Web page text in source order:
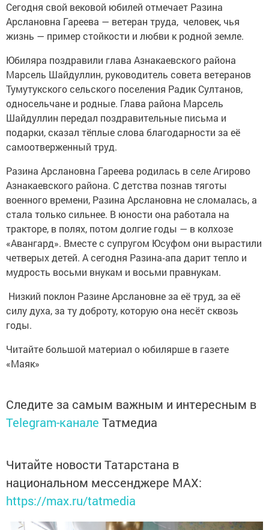
Сегодня свой вековой юбилей отмечает Разина
Арслановна Гареева — ветеран труда, человек, чья
жизнь — пример стойкости и любви к родной земле.
Юбиляра поздравили глава Азнакаевского района
Марсель Шайдуллин, руководитель совета ветеранов
Тумутукского сельского поселения Радик Султанов,
односельчане и родные. Глава района Марсель
Шайдуллин передал поздравительные письма и
подарки, сказал тёплые слова благодарности за её
самоотверженный труд.
Разина Арслановна Гареева родилась в селе Агирово
Азнакаевского района. С детства познав тяготы
военного времени, Разина Арслановна не сломалась, а
стала только сильнее. В юности она работала на
тракторе, в полях, потом долгие годы — в колхозе
«Авангард». Вместе с супругом Юсуфом они вырастили
четверых детей. А сегодня Разина‑апа дарит тепло и
мудрость восьми внукам и восьми правнукам.
Низкий поклон Разине Арслановне за её труд, за её
силу духа, за ту доброту, которую она несёт сквозь
годы.
Читайте большой материал о юбилярше в газете
«Маяк»
Следите за самым важным и интересным в
Telegram-канале Татмедиа
Читайте новости Татарстана в
национальном мессенджере MАХ:
https://max.ru/tatmedia